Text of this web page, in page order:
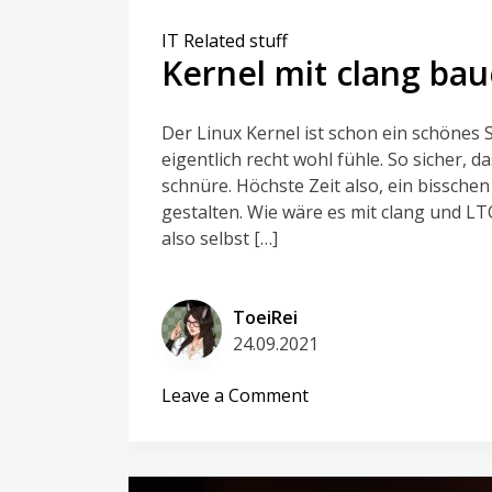
IT Related stuff
Kernel mit clang
Der Linux Kernel ist schon ein schönes
eigentlich recht wohl fühle. So sicher,
schnüre. Höchste Zeit also, ein
gestalten. Wie wäre es mit clang und
also selbst […]
ToeiRei
24.09.2021
Leave a Commenton
clang